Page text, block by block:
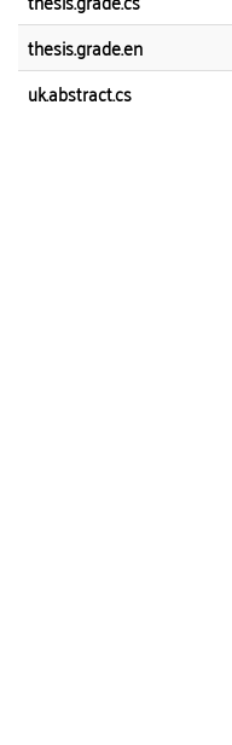
thesis.grade.en
uk.abstract.cs